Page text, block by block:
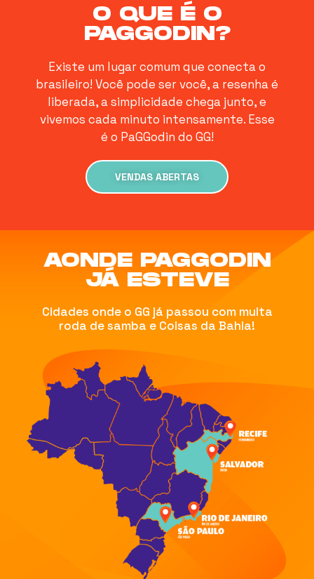
O QUE É O
PAGGODIN?
Existe um lugar comum que conecta o
brasileiro! Você pode ser você, a resenha é
liberada, a simplicidade chega junto, e
vivemos cada minuto intensamente. Esse
é o PaGGodin do GG!
VENDAS ABERTAS
AONDE PAGGODIN
JÁ ESTEVE
Cidades onde o GG já passou com muita
roda de samba e Coisas da Bahia!